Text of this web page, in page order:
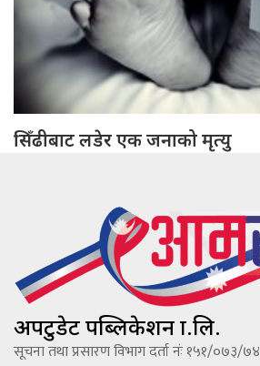
सिँढीबाट लडेर एक जनाको मृत्यु
अपटुडेट पब्लिकेशन प्रा.लि.
सूचना तथा प्रसारण विभाग दर्ता नंः १५१/०७३/७४